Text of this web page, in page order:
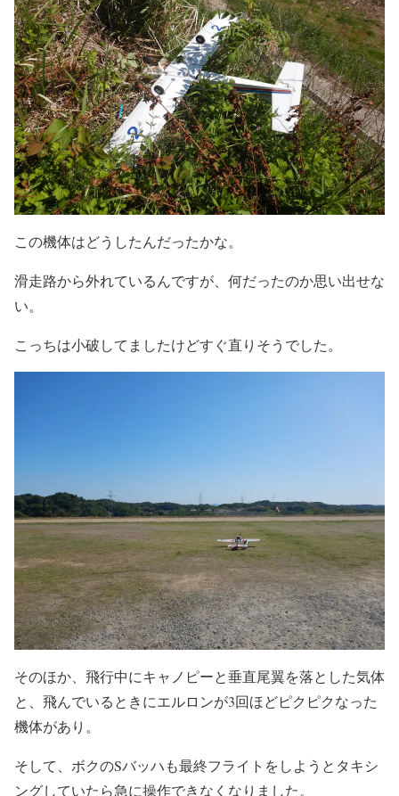
この機体はどうしたんだったかな。
滑走路から外れているんですが、何だったのか思い出せな
い。
こっちは小破してましたけどすぐ直りそうでした。
そのほか、飛行中にキャノピーと垂直尾翼を落とした気体
と、飛んでいるときにエルロンが3回ほどピクピクなった
機体があり。
そして、ボクのSバッハも最終フライトをしようとタキシ
ングしていたら急に操作できなくなりました。